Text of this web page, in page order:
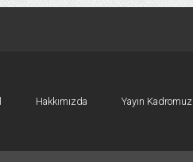
Hakkımızda Yayın Kadromuz